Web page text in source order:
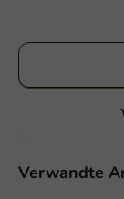
Verwandte